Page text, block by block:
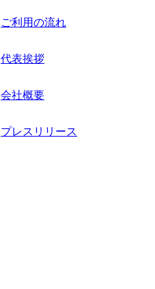
ご利用の流れ
代表挨拶
会社概要
プレスリリース